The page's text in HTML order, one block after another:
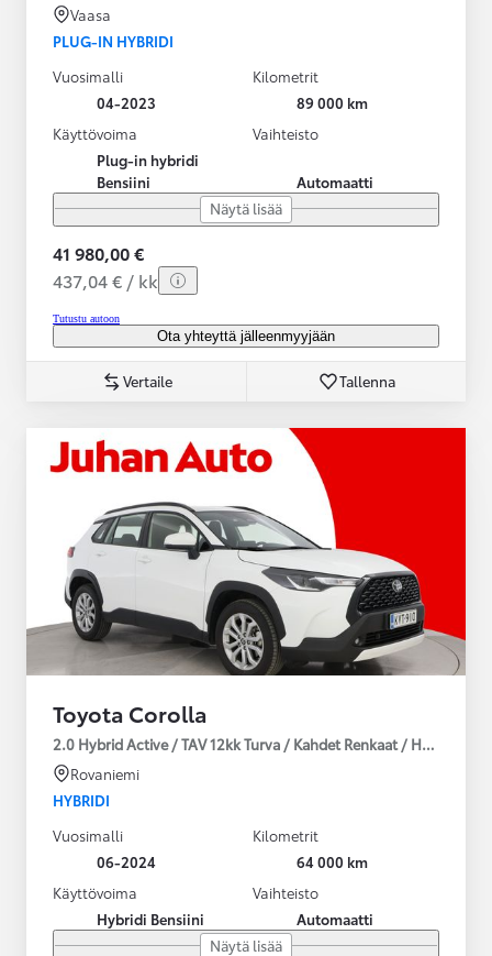
Vaasa
PLUG-IN HYBRIDI
Vuosimalli
04-2023
Kilometrit
89 000 km
Käyttövoima
Plug-in hybridi
Bensiini
Vaihteisto
Automaatti
Näytä lisää
41 980,00 €
437,04 € / kk
Tutustu autoon
Ota yhteyttä jälleenmyyjään
Vertaile Tallenna
Toyota Corolla
2.0 Hybrid Active / TAV 12kk Turva / Kahdet Renkaat /
Rovaniemi
HYBRIDI
Vuosimalli
06-2024
Kilometrit
64 000 km
Käyttövoima
Hybridi Bensiini
Vaihteisto
Automaatti
Näytä lisää